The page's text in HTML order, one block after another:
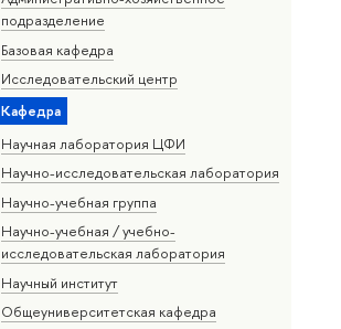
подразделение
Базовая кафедра
Исследовательский центр
Кафедра
Научная лаборатория ЦФИ
Научно-исследовательская лаборатория
Научно-учебная группа
Научно-учебная / учебно-
исследовательская лаборатория
Научный институт
Общеуниверситетская кафедра